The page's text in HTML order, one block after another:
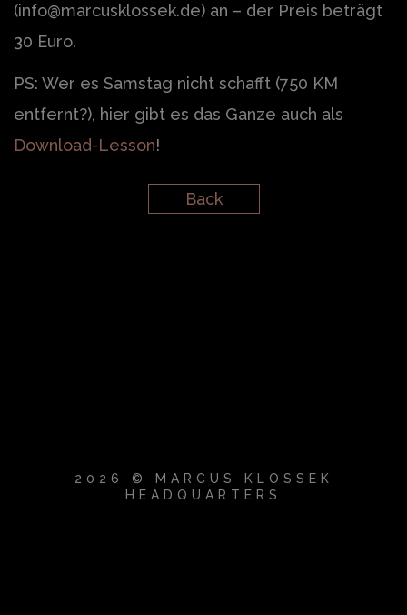
(info@marcusklossek.de) an – der Preis beträgt
30 Euro.
PS: Wer es Samstag nicht schafft (750 KM
entfernt?), hier gibt es das Ganze auch als
Download-Lesson!
Back
2026 © MARCUS KLOSSEK
HEADQUARTERS